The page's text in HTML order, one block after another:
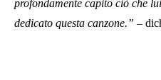
profondamente capito ciò che
dedicato questa canzone.” –